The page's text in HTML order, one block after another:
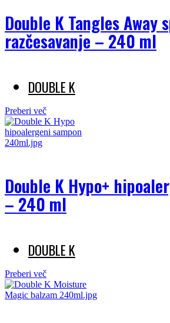
Double K Tangles Away
razčesavanje – 240 ml
DOUBLE K
Preberi več
Double K Hypo+
– 240 ml
DOUBLE K
Preberi več